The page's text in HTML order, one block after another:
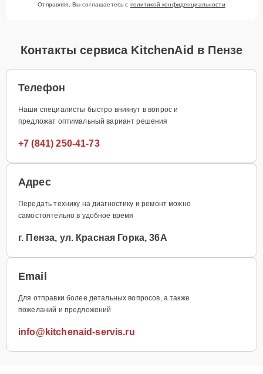
Отправляя, Вы соглашаетесь с политикой конфиденциальности
Контакты сервиса KitchenAid в Пензе
Телефон
Наши специалисты быстро вникнут в вопрос и
предложат оптимальный вариант решения
+7 (841) 250-41-73
Адрес
Передать технику на диагностику и ремонт можно
самостоятельно в удобное время
г. Пенза, ул. Красная Горка, 36А
Email
Для отправки более детальных вопросов, а также
пожеланий и предложений
info@kitchenaid-servis.ru